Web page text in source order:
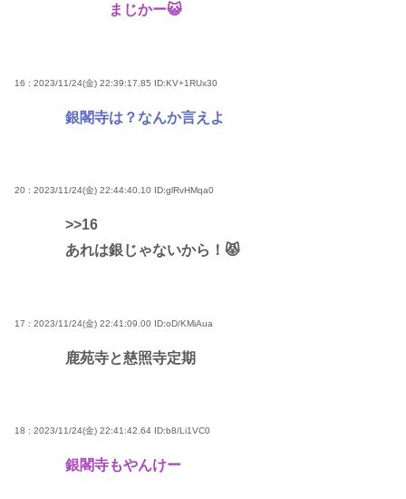
まじかー😺
16 : 2023/11/24(金) 22:39:17.85 ID:KV+1RUx30
銀閣寺は？なんか言えよ
20 : 2023/11/24(金) 22:44:40.10 ID:glRvHMqa0
>>16
あれは銀じゃないから！😾
17 : 2023/11/24(金) 22:41:09.00 ID:oD/KMiAua
鹿苑寺と慈照寺定期
18 : 2023/11/24(金) 22:41:42.64 ID:b8/Li1VC0
銀閣寺もやんけー